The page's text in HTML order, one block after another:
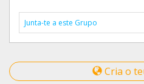
Junta-te a este Grupo
Cria o